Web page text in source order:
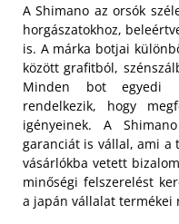
A Shimano az orsók
horgászatokhoz,
is. A márka botjai
között grafitból,
Minden bot egyedi
rendelkezik, hogy
igényeinek. A
garanciát is vállal, ami a
vásárlókba vetett
minőségi felszerelést
a japán vállalat termékei